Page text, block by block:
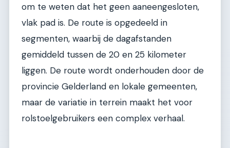
om te weten dat het geen aaneengesloten,
vlak pad is. De route is opgedeeld in
segmenten, waarbij de dagafstanden
gemiddeld tussen de 20 en 25 kilometer
liggen. De route wordt onderhouden door de
provincie Gelderland en lokale gemeenten,
maar de variatie in terrein maakt het voor
rolstoelgebruikers een complex verhaal.